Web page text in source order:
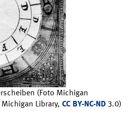
(Foto Michigan
Library, CC BY-NC-ND 3.0)